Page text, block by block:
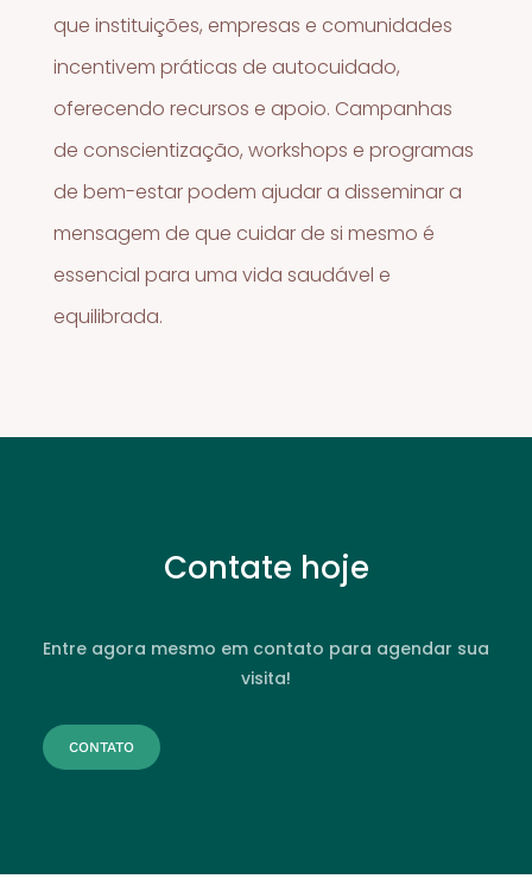
que instituições, empresas e comunidades
incentivem práticas de autocuidado,
oferecendo recursos e apoio. Campanhas
de conscientização, workshops e programas
de bem-estar podem ajudar a disseminar a
mensagem de que cuidar de si mesmo é
essencial para uma vida saudável e
equilibrada.
Contate hoje
Entre agora mesmo em contato para agendar sua
visita!
CONTATO